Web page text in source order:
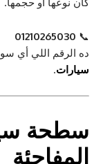
📞
01210265030
ده الرقم اللي أي
سيارات.
سطحة
المفاجئة